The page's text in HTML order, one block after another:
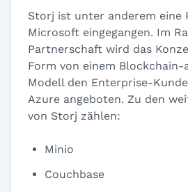
Storj ist unter anderem eine
Microsoft eingegangen. Im
Partnerschaft wird das
Form von einem Blockchain-
Modell den Enterprise-
Azure angeboten. Zu den
von Storj zählen:
Minio
Couchbase